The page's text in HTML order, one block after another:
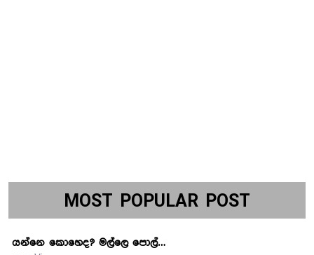
MOST POPULAR POST
යන්නෙ කොහෙද? මල්ලෙ පොල්…